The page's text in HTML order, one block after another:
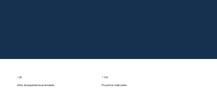
+30
Años de experiencia acumulada
+100
Proyectos realizados